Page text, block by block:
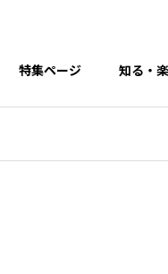
特集ページ 知る・